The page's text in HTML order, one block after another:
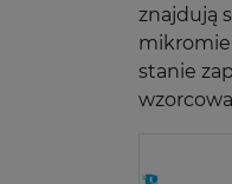
znajdują
stanie